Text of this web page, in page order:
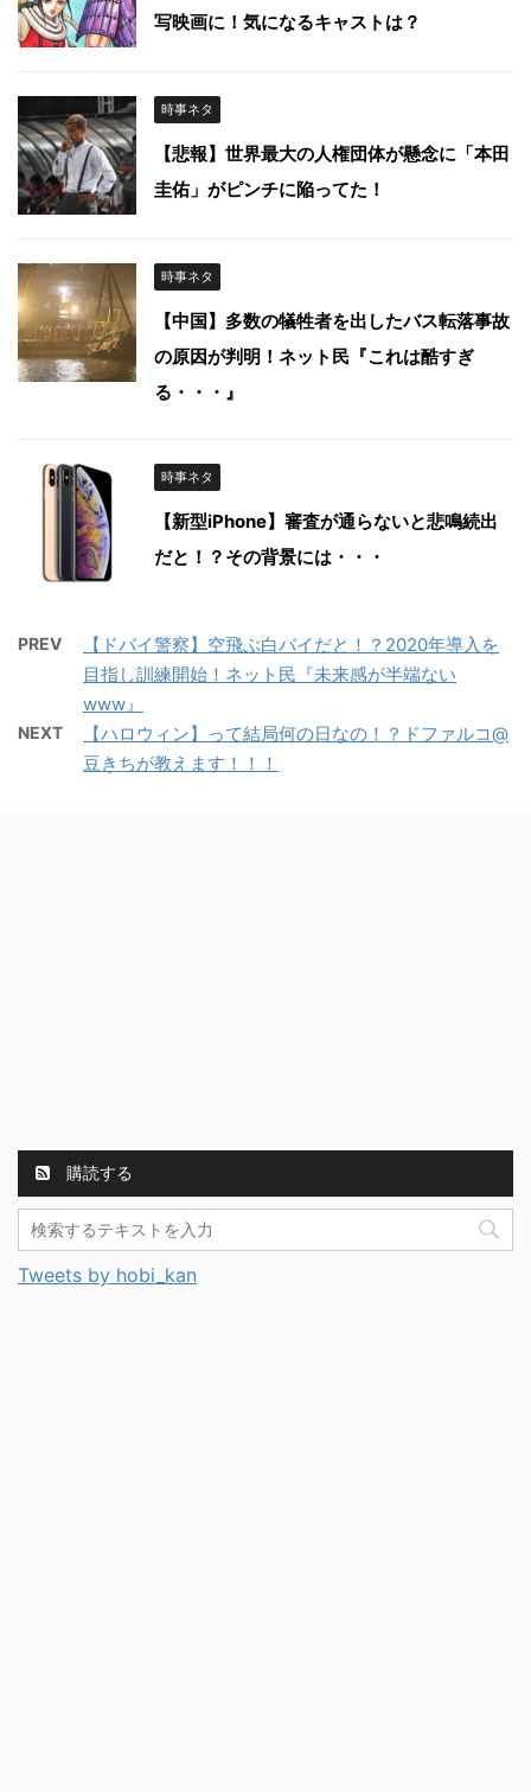
写映画に！気になるキャストは？
時事ネタ
【悲報】世界最大の人権団体が懸念に「本田
圭佑」がピンチに陥ってた！
時事ネタ
【中国】多数の犠牲者を出したバス転落事故
の原因が判明！ネット民『これは酷すぎ
る・・・』
時事ネタ
【新型iPhone】審査が通らないと悲鳴続出
だと！？その背景には・・・
PREV
【ドバイ警察】空飛ぶ白バイだと！？2020年導入を
目指し訓練開始！ネット民『未来感が半端ない
www』
NEXT
【ハロウィン】って結局何の日なの！？ドファルコ@
豆きちが教えます！！！
購読する
Tweets by hobi_kan